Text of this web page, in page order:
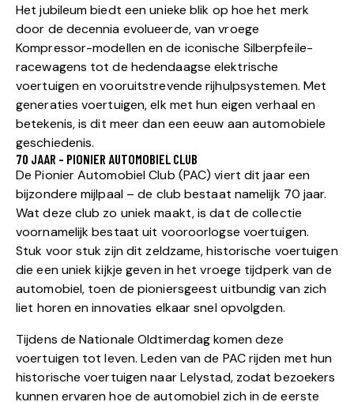
Het jubileum biedt een unieke blik op hoe het merk
door de decennia evolueerde, van vroege
Kompressor-modellen en de iconische Silberpfeile-
racewagens tot de hedendaagse elektrische
voertuigen en vooruitstrevende rijhulpsystemen. Met
generaties voertuigen, elk met hun eigen verhaal en
betekenis, is dit meer dan een eeuw aan automobiele
geschiedenis.
70 JAAR - PIONIER AUTOMOBIEL CLUB
De Pionier Automobiel Club (PAC) viert dit jaar een
bijzondere mijlpaal – de club bestaat namelijk 70 jaar.
Wat deze club zo uniek maakt, is dat de collectie
voornamelijk bestaat uit vooroorlogse voertuigen.
Stuk voor stuk zijn dit zeldzame, historische voertuigen
die een uniek kijkje geven in het vroege tijdperk van de
automobiel, toen de pioniersgeest uitbundig van zich
liet horen en innovaties elkaar snel opvolgden.
Tijdens de Nationale Oldtimerdag komen deze
voertuigen tot leven. Leden van de PAC rijden met hun
historische voertuigen naar Lelystad, zodat bezoekers
kunnen ervaren hoe de automobiel zich in de eerste